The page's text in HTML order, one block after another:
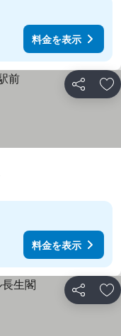
料金を表示
シェア お
料金を表示
シェア お